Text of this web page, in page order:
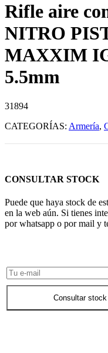
Rifle aire
NITRO
MAXXIM
5.5mm
31894
CATEGORÍAS: Armería,
CONSULTAR STOCK
Puede que haya stock de
en la web aún. Si tienes
por whatsapp o por mail y
Consultar stock